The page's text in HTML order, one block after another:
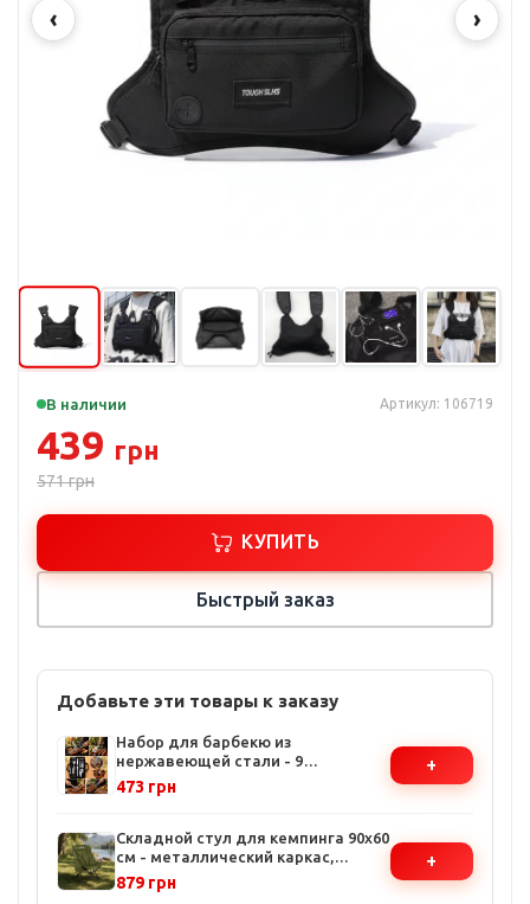
‹ ›
В наличии Артикул: 106719
439 грн
571грн
КУПИТЬ
Быстрый заказ
Добавьте эти товары к заказу
Набор для барбекю из
нержавеющей стали - 9
предметов, удлиненные ручки,
компактный чехол
473 грн
+
Складной стул для кемпинга 90х60
см - металлический каркас,
удобная спинка, зеленый цвет,
чехол в комплекте
879 грн
+